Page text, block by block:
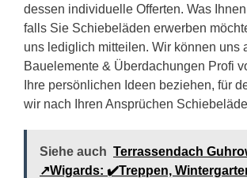
dessen individuelle Offerten. Was
falls Sie Schiebeläden erwerben
uns lediglich mitteilen. Wir können uns
Bauelemente & Überdachungen Profi
Ihre persönlichen Ideen beziehen, für
wir nach Ihren Ansprüchen
Siehe auch Terrassendach
↗️Wigards: ✔️Treppen,